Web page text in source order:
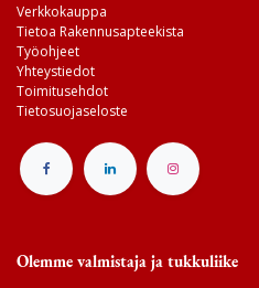
Verkkokauppa
Tietoa Rakennusapteekista
Työohjeet
Yhteystiedot
Toimitusehdot
Tietosuojaseloste
Olemme valmistaja ja tukkuliike